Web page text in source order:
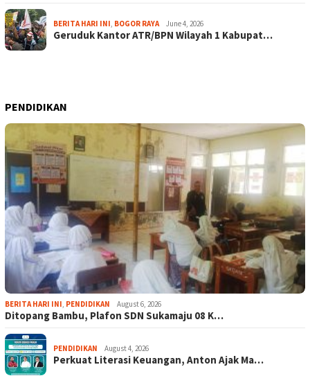
BERITA HARI INI, BOGOR RAYA June 4, 2026
Geruduk Kantor ATR/BPN Wilayah 1 Kabupat…
PENDIDIKAN
BERITA HARI INI, PENDIDIKAN August 6, 2026
Ditopang Bambu, Plafon SDN Sukamaju 08 K…
PENDIDIKAN August 4, 2026
Perkuat Literasi Keuangan, Anton Ajak Ma…